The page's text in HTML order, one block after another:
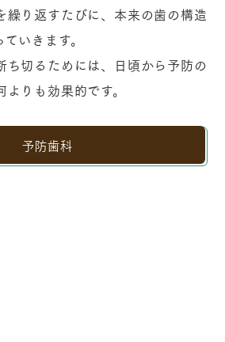
繰り返すたびに、本来の歯の構造
いきます。
ち切るためには、日頃から予防の
りも効果的です。
予防歯科